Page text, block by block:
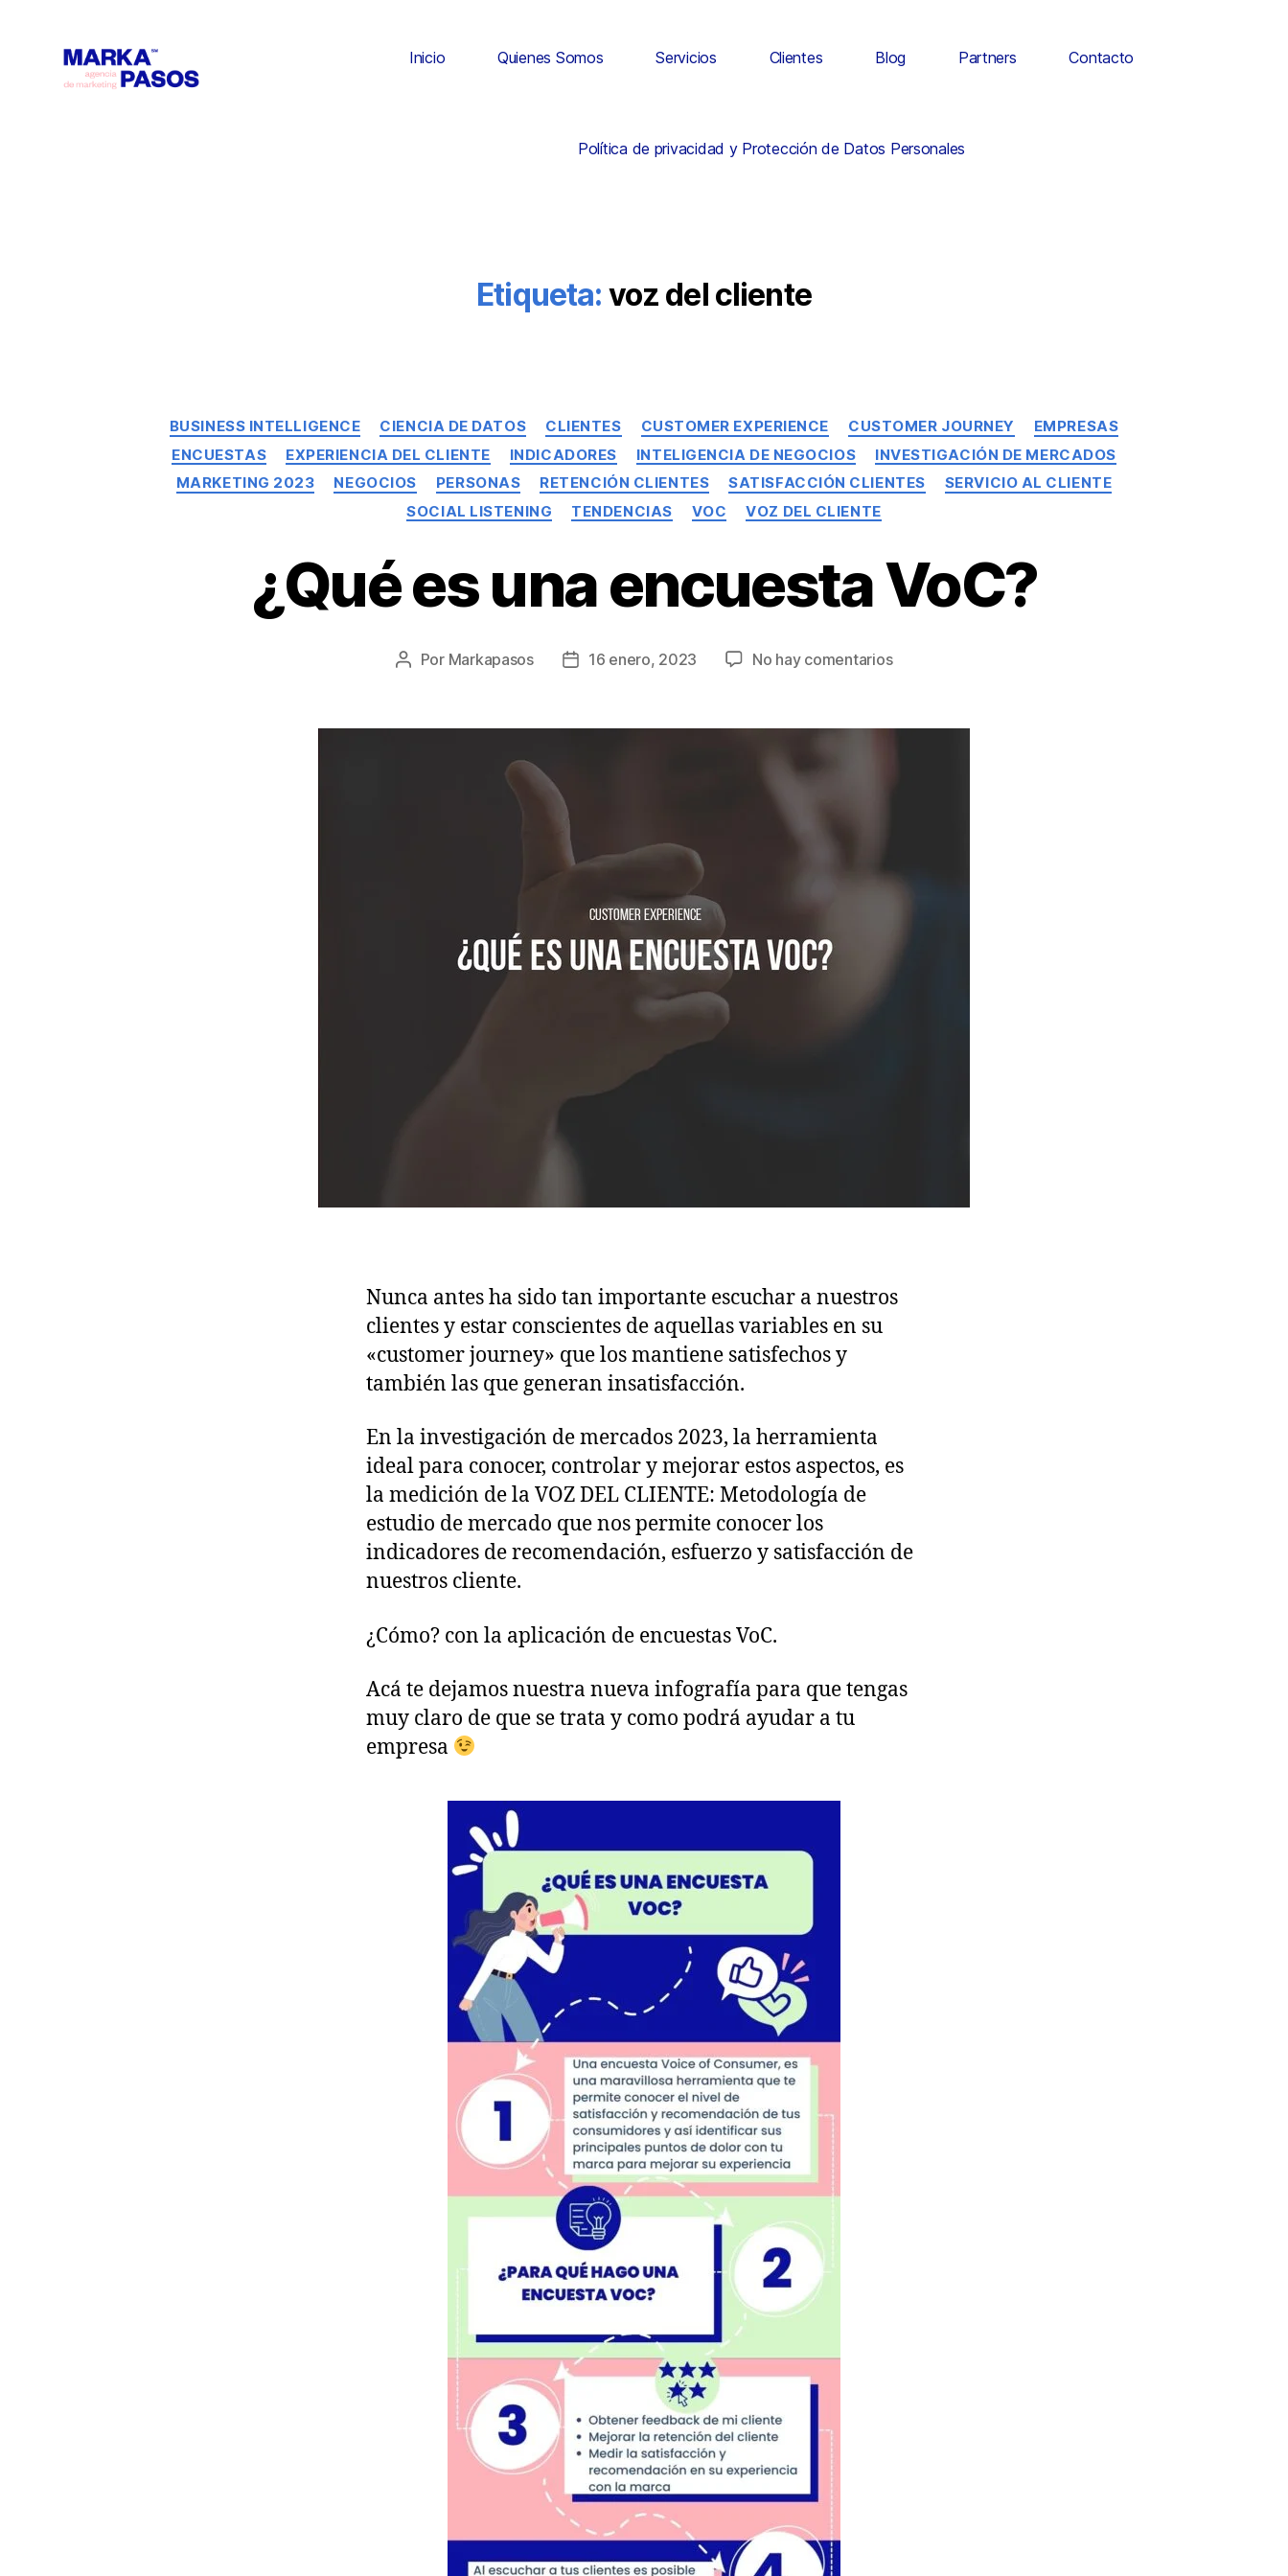
Inicio Quienes Somos Servicios Clientes Blog Partners Contacto
Política de privacidad y Protección de Datos Personales
Etiqueta: voz del cliente
BUSINESS INTELLIGENCE CIENCIA DE DATOS CLIENTES CUSTOMER EXPERIENCE CUSTOMER JOURNEY
EMPRESAS
ENCUESTAS
EXPERIENCIA DEL CLIENTE INDICADORES INTELIGENCIA DE NEGOCIOS
INVESTIGACIÓN DE MERCADOS
MARKETING 2023
NEGOCIOS PERSONAS RETENCIÓN CLIENTES SATISFACCIÓN CLIENTES
SERVICIO AL CLIENTE
SOCIAL LISTENING
TENDENCIAS VOC VOZ DEL CLIENTE
¿Qué es una encuesta VoC?
Por Markapasos 16 enero, 2023 No hay comentarios
Nunca antes ha sido tan importante escuchar a nuestros
clientes y estar conscientes de aquellas variables en su
«customer journey» que los mantiene satisfechos y
también las que generan insatisfacción.
En la investigación de mercados 2023, la herramienta
ideal para conocer, controlar y mejorar estos aspectos, es
la medición de la VOZ DEL CLIENTE: Metodología de
estudio de mercado que nos permite conocer los
indicadores de recomendación, esfuerzo y satisfacción de
nuestros cliente.
¿Cómo? con la aplicación de encuestas VoC.
Acá te dejamos nuestra nueva infografía para que tengas
muy claro de que se trata y como podrá ayudar a tu
empresa